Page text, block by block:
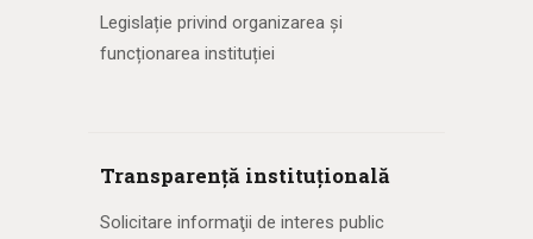
Legislație privind organizarea și
funcționarea instituției
Transparență instituțională
Solicitare informaţii de interes public